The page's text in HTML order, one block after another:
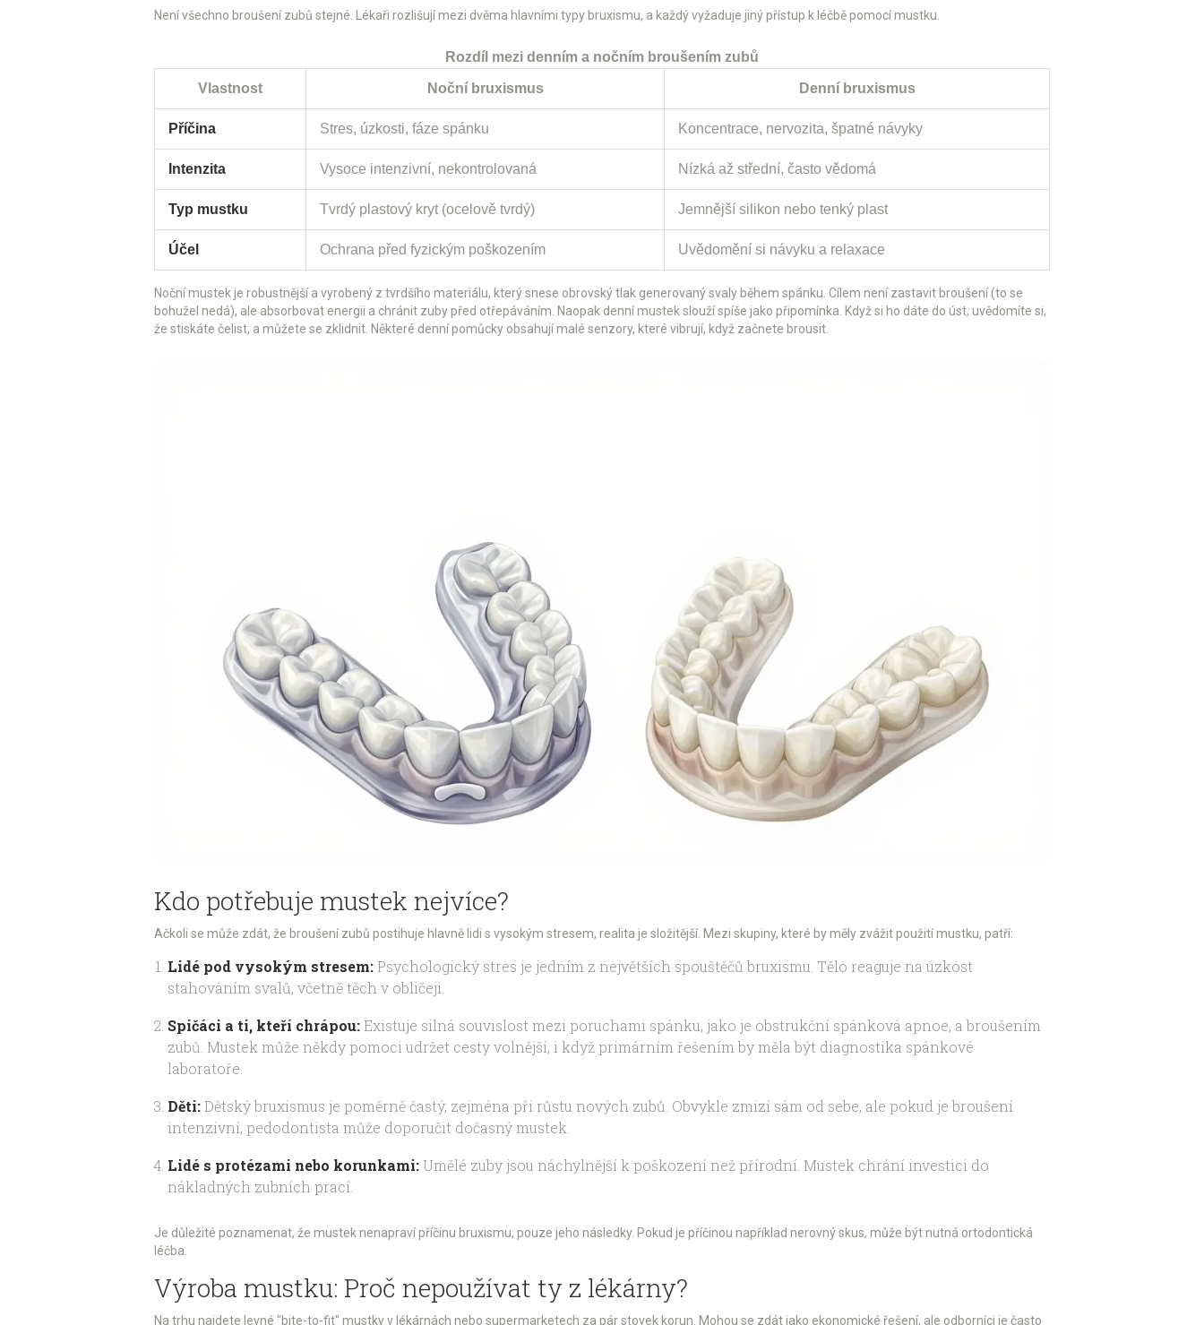
Není všechno broušení zubů stejné. Lékaři rozlišují mezi dvěma hlavními typy bruxismu, a každý vyžaduje jiný přístup k léčbě pomocí mustku.
Rozdíl mezi denním a nočním broušením zubů
Vlastnost Noční bruxismus Denní bruxismus
Příčina Stres, úzkosti, fáze spánku Koncentrace, nervozita, špatné návyky
Intenzita Vysoce intenzivní, nekontrolovaná Nízká až střední, často vědomá
Typ mustku Tvrdý plastový kryt (ocelově tvrdý) Jemnější silikon nebo tenký plast
Účel Ochrana před fyzickým poškozením Uvědomění si návyku a relaxace
Noční mustek je robustnější a vyrobený z tvrdšího materiálu, který snese obrovský tlak generovaný svaly během spánku. Cílem není zastavit broušení (to se
bohužel nedá), ale absorbovat energii a chránit zuby před otřepáváním. Naopak denní mustek slouží spíše jako připomínka. Když si ho dáte do úst, uvědomíte si,
že stiskáte čelist, a můžete se zklidnit. Některé denní pomůcky obsahují malé senzory, které vibrují, když začnete brousit.
Kdo potřebuje mustek nejvíce?
Ačkoli se může zdát, že broušení zubů postihuje hlavně lidi s vysokým stresem, realita je složitější. Mezi skupiny, které by měly zvážit použití mustku, patří:
Lidé pod vysokým stresem: Psychologický stres je jedním z největších spouštěčů bruxismu. Tělo reaguje na úzkost
stahováním svalů, včetně těch v obličeji.
Spičáci a ti, kteří chrápou: Existuje silná souvislost mezi poruchami spánku, jako je obstrukční spánková apnoe, a broušením
zubů. Mustek může někdy pomoci udržet cesty volnější, i když primárním řešením by měla být diagnostika spánkové
laboratoře.
Děti: Dětský bruxismus je poměrně častý, zejména při růstu nových zubů. Obvykle zmizí sám od sebe, ale pokud je broušení
intenzivní, pedodontista může doporučit dočasný mustek.
Lidé s protézami nebo korunkami: Umělé zuby jsou náchylnější k poškození než přírodní. Mustek chrání investici do
nákladných zubních prací.
Je důležité poznamenat, že mustek nenapraví příčinu bruxismu, pouze jeho následky. Pokud je příčinou například nerovný skus, může být nutná ortodontická
léčba.
Výroba mustku: Proč nepoužívat ty z lékárny?
Na trhu najdete levné "bite-to-fit" mustky v lékárnách nebo supermarketech za pár stovek korun. Mohou se zdát jako ekonomické řešení, ale odborníci je často